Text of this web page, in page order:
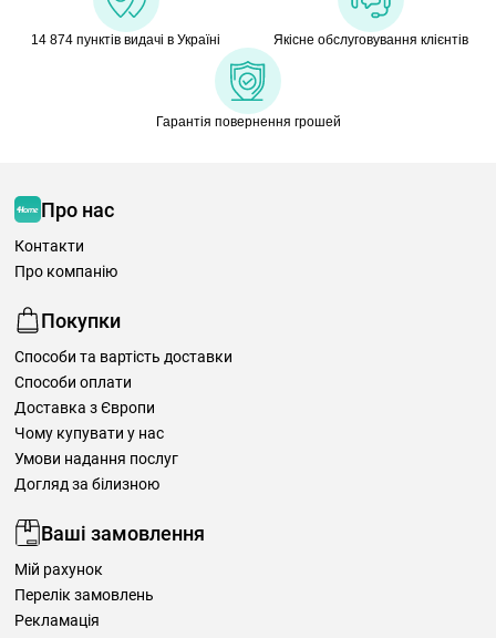
14 874 пунктів видачі в Україні Якісне обслуговування клієнтів
Гарантія повернення грошей
Про нас
Контакти
Про компанію
Покупки
Способи та вартість доставки
Способи оплати
Доставка з Європи
Чому купувати у нас
Умови надання послуг
Догляд за білизною
Ваші замовлення
Мій рахунок
Перелік замовлень
Рекламація